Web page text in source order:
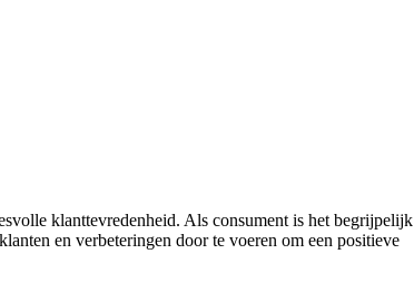
klanttevredenheid. Als consument is het begrijpelijk
en verbeteringen door te voeren om een positieve